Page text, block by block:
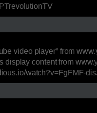
video player” from
content from
watch?v=FgFMF-